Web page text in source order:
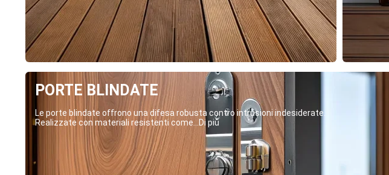
PORTE BLINDATE
Le porte blindate offrono una difesa robusta contro intrusioni indesiderate.
Realizzate con materiali resistenti come...Di più